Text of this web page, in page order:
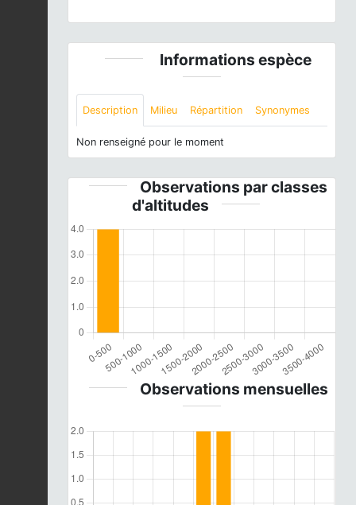
Informations espèce
Description Milieu Répartition Synonymes
Non renseigné pour le moment
Observations par classes
d'altitudes
Observations mensuelles